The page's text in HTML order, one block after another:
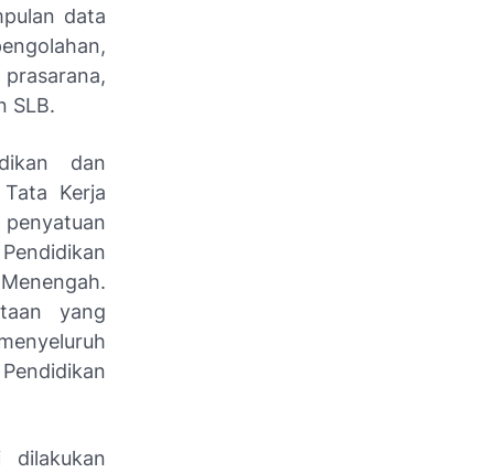
data
SLB.
dan
Kerja
yang